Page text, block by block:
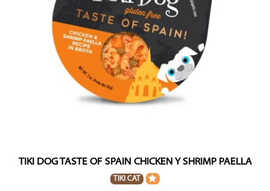
TIKI DOG TASTE OF SPAIN CHICKEN Y SHRIMP PAELLA
TIKI CAT